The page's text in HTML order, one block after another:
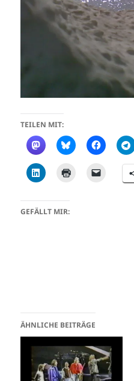
TEILEN MIT:
GEFÄLLT MIR:
ÄHNLICHE BEITRÄGE